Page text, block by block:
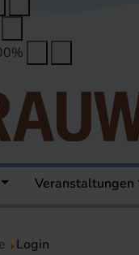
%
Veranstaltungen
Login